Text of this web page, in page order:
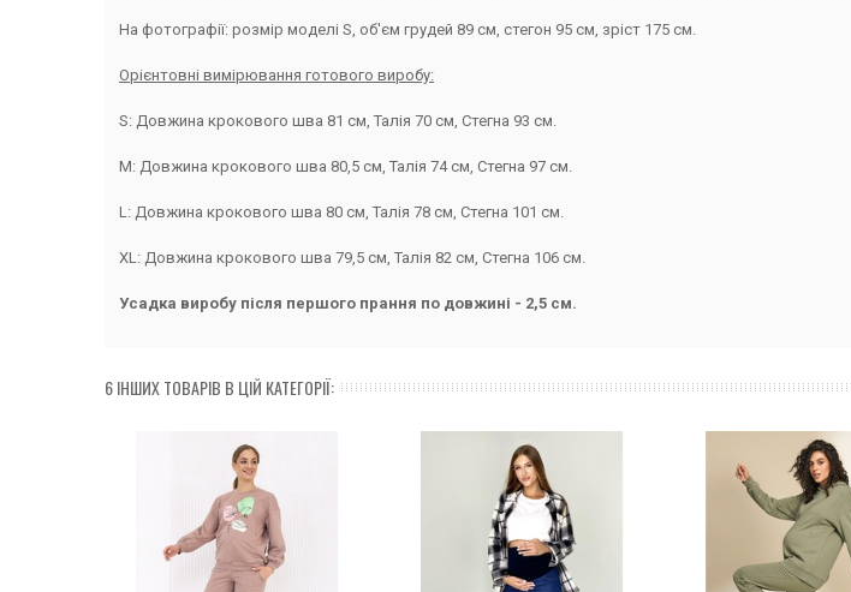
На фотографії: розмір моделі S, об'єм грудей 89 см, стегон 95 см, зріст 175 см.
Орієнтовні вимірювання готового виробу:
S: Довжина крокового шва 81 см, Талія 70 см, Стегна 93 см.
M: Довжина крокового шва 80,5 см, Талія 74 см, Стегна 97 см.
L: Довжина крокового шва 80 см, Талія 78 см, Стегна 101 см.
XL: Довжина крокового шва 79,5 см, Талія 82 см, Стегна 106 см.
Усадка виробу після першого прання по довжині - 2,5 см.
6 ІНШИХ ТОВАРІВ В ЦІЙ КАТЕГОРІЇ: